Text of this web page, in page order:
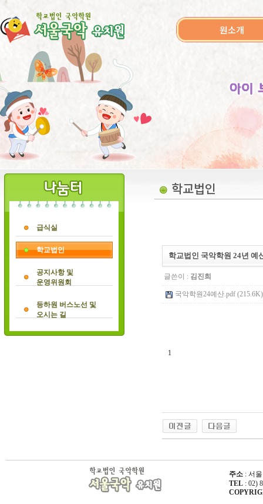
원소개
급식실
학교법인
공지사항 및
운영위원회
등하원 버스노선 및
오시는 길
학교법인
학교법인 국악학원 24년 예
글쓴이 : 김진희
국악학원24예산.pdf (215.6K)
1
주소 : 서
TEL : 02)